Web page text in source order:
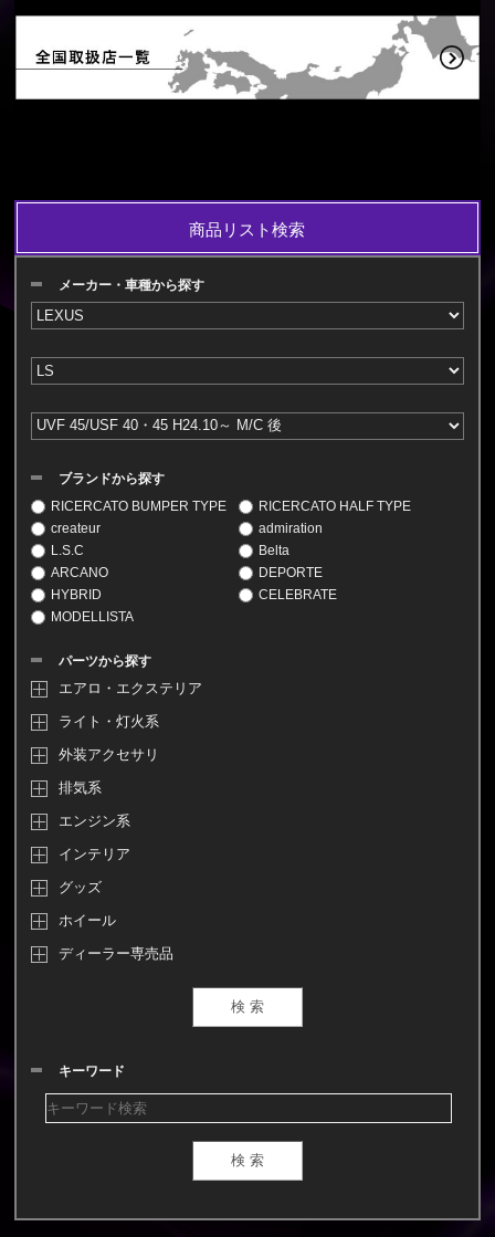
商品リスト検索
メーカー・車種から探す
ブランドから探す
RICERCATO BUMPER TYPE
RICERCATO HALF TYPE
createur
admiration
L.S.C
Belta
ARCANO
DEPORTE
HYBRID
CELEBRATE
MODELLISTA
パーツから探す
エアロ・エクステリア
ライト・灯火系
外装アクセサリ
排気系
エンジン系
インテリア
グッズ
ホイール
ディーラー専売品
キーワード